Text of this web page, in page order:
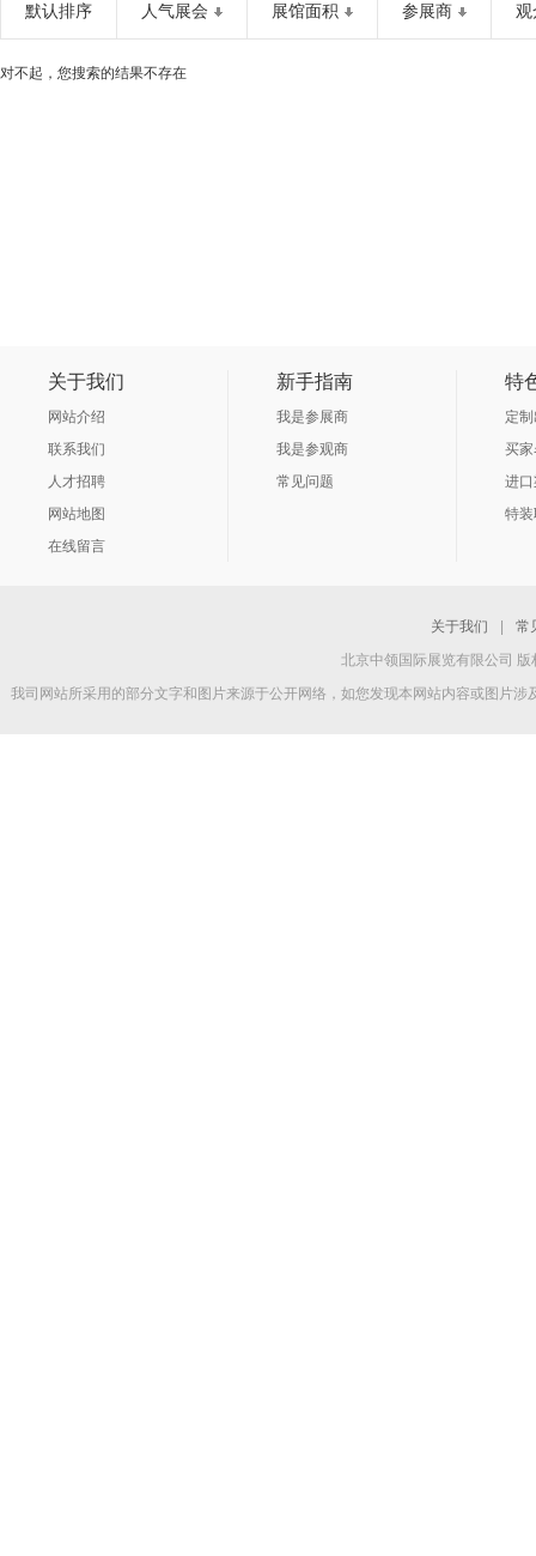
默认排序 人气展会 展馆面积 参展商 观
对不起，您搜索的结果不存在
关于我们
网站介绍
联系我们
人才招聘
网站地图
在线留言
新手指南
我是参展商
我是参观商
常见问题
特
定
买
进
特
关于我们
常
北京中领国际展览有限公司
我司网站所采用的部分文字和图片来源于公开网络，如您发现本网站内容或图片